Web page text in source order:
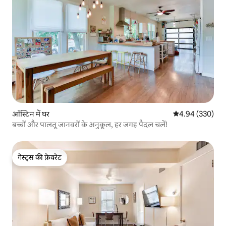
ऑस्टिन में घर औसत रेटिंग 5 में से
4.94 (330)
बच्चों और पालतू जानवरों के अनुकूल, हर जगह पैदल चलें!
गेस्ट्स की फ़ेवरेट
गेस्ट्स की फ़ेवरेट